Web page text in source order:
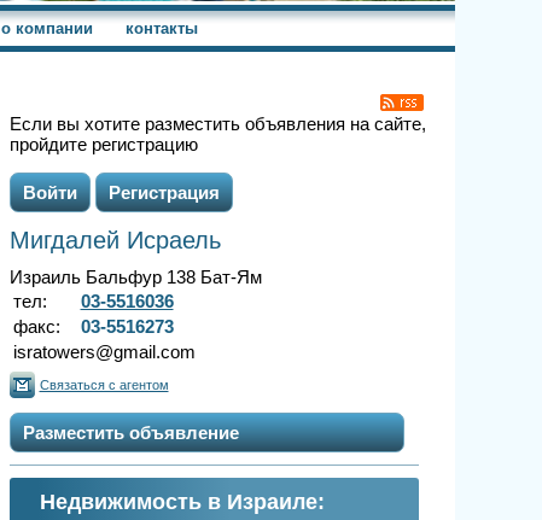
о компании контакты
Если вы хотите разместить объявления на сайте,
пройдите регистрацию
Войти Регистрация
Мигдалей Исраель
Израиль Бальфур 138 Бат-Ям
тел:
03-5516036
факс:
03-5516273
isratowers@gmail.com
Связаться с агентом
Разместить объявление
Недвижимость в Израиле: